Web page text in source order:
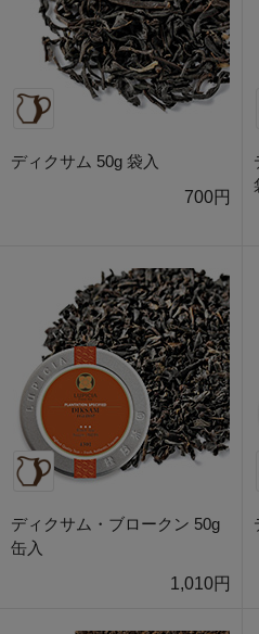
ディクサム 50g 袋入
700円
ディクサム・ブロークン 50g
缶入
1,010円